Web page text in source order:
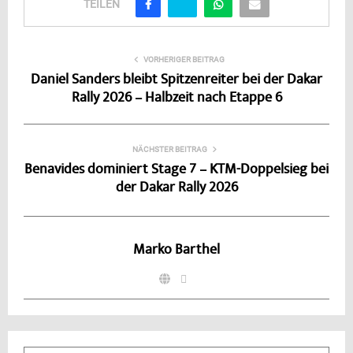
TEILEN
VORHERIGER BEITRAG
Daniel Sanders bleibt Spitzenreiter bei der Dakar
Rally 2026 – Halbzeit nach Etappe 6
NÄCHSTER BEITRAG
Benavides dominiert Stage 7 – KTM-Doppelsieg bei
der Dakar Rally 2026
Marko Barthel